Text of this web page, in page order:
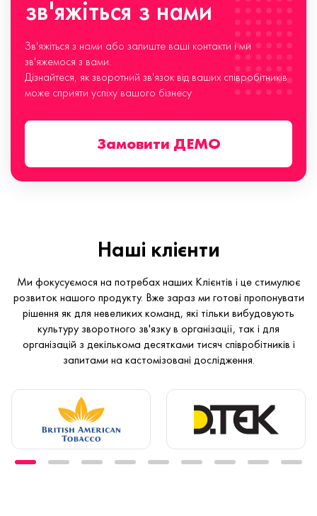
зв'яжіться з нами
Зв'яжіться з нами або залиште ваші контакти і ми
зв'яжемося з вами.
Дізнайтеся, як зворотний зв'язок від ваших співробітників
може сприяти успіху вашого бізнесу
Замовити ДЕМО
Наші клієнти
Ми фокусуємося на потребах наших Клієнтів і це стимулює
розвиток нашого продукту. Вже зараз ми готові пропонувати
рішення як для невеликих команд, які тільки вибудовують
культуру зворотного зв'язку в організації, так і для
організацій з декількома десятками тисяч співробітників і
запитами на кастомізовані дослідження.